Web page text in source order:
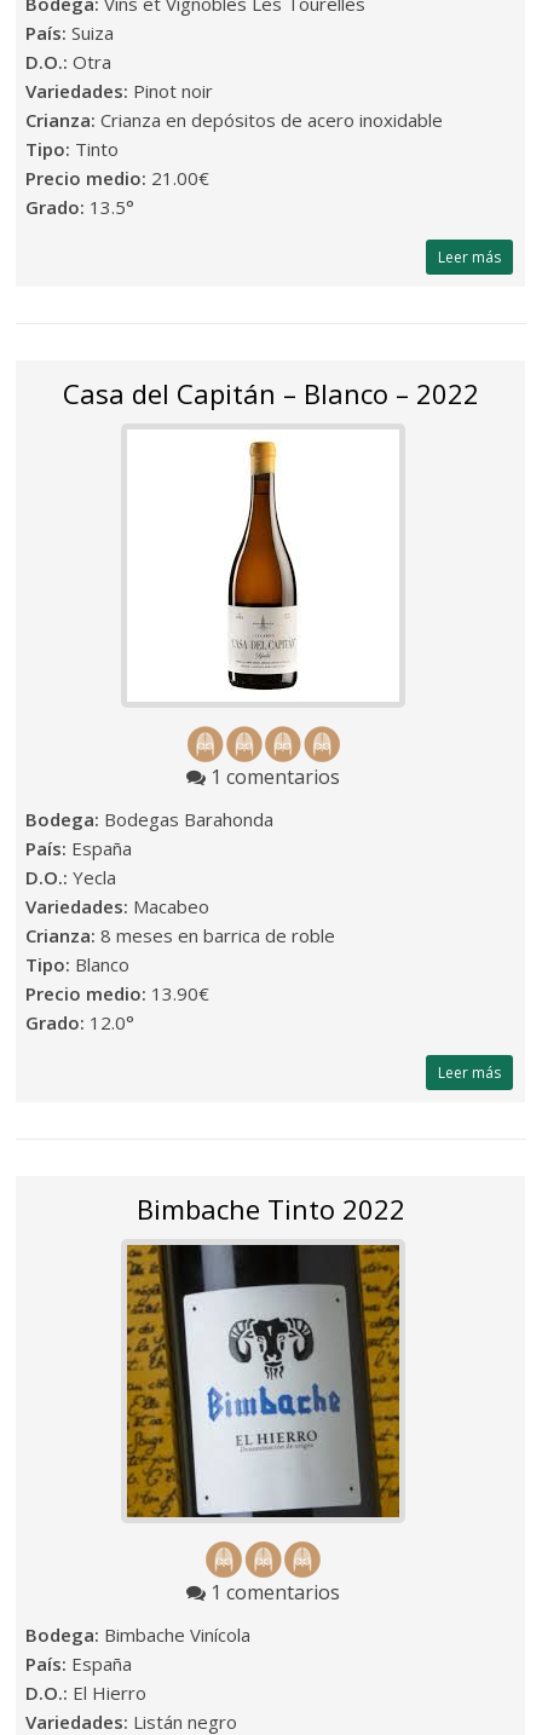
País:Suiza
D.O.:Otra
Variedades: Pinot noir
Crianza:Crianza en depósitos de acero inoxidable
Tipo: Tinto
Precio medio: 21.00€
Grado: 13.5°
Leer más
Casa del Capitán – Blanco – 2022
1 comentarios
Bodega: Bodegas Barahonda
País: España
D.O.:Yecla
Variedades: Macabeo
Crianza:8 meses en barrica de roble
Tipo: Blanco
Precio medio: 13.90€
Grado: 12.0°
Leer más
Bimbache Tinto 2022
1 comentarios
Bodega: Bimbache Vinícola
País: España
D.O.: El Hierro
Variedades: Listán negro